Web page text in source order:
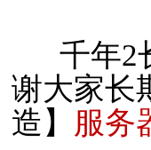
千年2
谢大家长
造】 服务